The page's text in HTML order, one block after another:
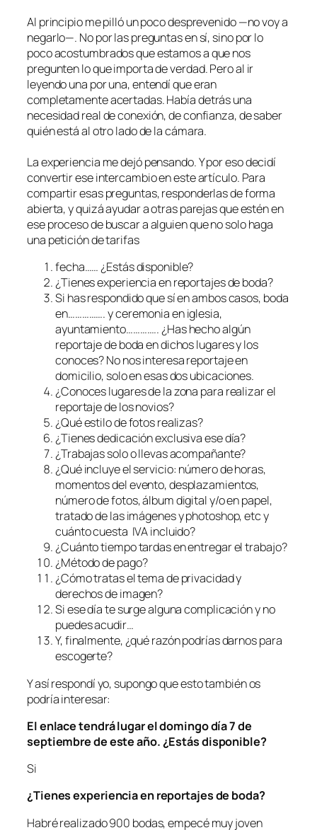
Al principio me pilló un poco desprevenido —no voy a
negarlo—. No por las preguntas en sí, sino por lo
poco acostumbrados que estamos a que nos
pregunten lo que importa de verdad. Pero al ir
leyendo una por una, entendí que eran
completamente acertadas. Había detrás una
necesidad real de conexión, de confianza, de saber
quién está al otro lado de la cámara.
La experiencia me dejó pensando. Y por eso decidí
convertir ese intercambio en este artículo. Para
compartir esas preguntas, responderlas de forma
abierta, y quizá ayudar a otras parejas que estén en
ese proceso de buscar a alguien que no solo haga
una petición de tarifas
fecha…… ¿Estás disponible?
¿Tienes experiencia en reportajes de boda?
Si has respondido que sí en ambos casos, boda
en……………. y ceremonia en iglesia,
ayuntamiento………….. ¿Has hecho algún
reportaje de boda en dichos lugares y los
conoces? No nos interesa reportaje en
domicilio, solo en esas dos ubicaciones.
¿Conoces lugares de la zona para realizar el
reportaje de los novios?
¿Qué estilo de fotos realizas?
¿Tienes dedicación exclusiva ese día?
¿Trabajas solo o llevas acompañante?
¿Qué incluye el servicio: número de horas,
momentos del evento, desplazamientos,
número de fotos, álbum digital y/o en papel,
tratado de las imágenes y photoshop, etc y
cuánto cuesta IVA incluido?
¿Cuánto tiempo tardas en entregar el trabajo?
¿Método de pago?
¿Cómo tratas el tema de privacidad y
derechos de imagen?
Si ese día te surge alguna complicación y no
puedes acudir…
Y, finalmente, ¿qué razón podrías darnos para
escogerte?
Y así respondí yo, supongo que esto también os
podría interesar:
El enlace tendrá lugar el domingo día 7 de
septiembre de este año. ¿Estás disponible?
Si
¿Tienes experiencia en reportajes de boda?
Habré realizado 900 bodas, empecé muy joven